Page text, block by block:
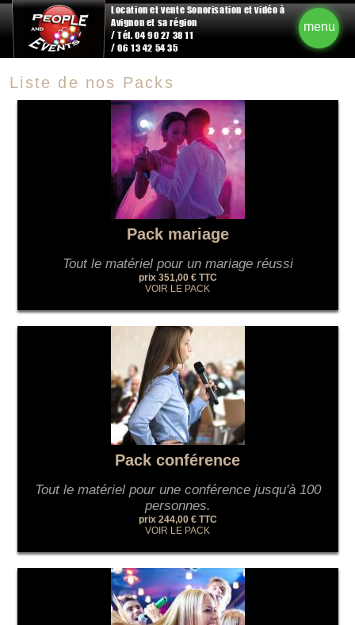
Location et vente Sonorisation et vidéo à
Avignon et sa région
/ Tél. 04 90 27 38 11
/ 06 13 42 54 35
menu
Liste de nos Packs
Pack mariage
Tout le matériel pour un mariage réussi
prix 351,00 € TTC
VOIR LE PACK
Pack conférence
Tout le matériel pour une conférence jusqu'à 100
personnes.
prix 244,00 € TTC
VOIR LE PACK